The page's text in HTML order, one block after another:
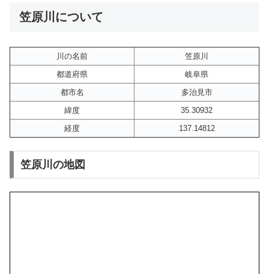
笠原川について
川の名前
笠原川
都道府県
岐阜県
都市名
多治見市
緯度
35.30932
経度
137.14812
笠原川の地図